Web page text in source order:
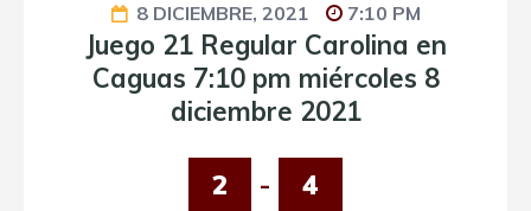
8 DICIEMBRE, 2021 7:10 PM
Juego 21 Regular Carolina en
Caguas 7:10 pm miércoles 8
diciembre 2021
2 - 4